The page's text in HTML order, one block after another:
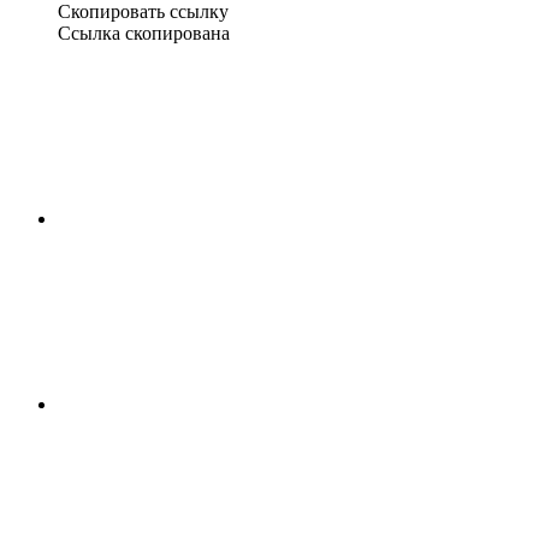
Скопировать ссылку
Ссылка скопирована